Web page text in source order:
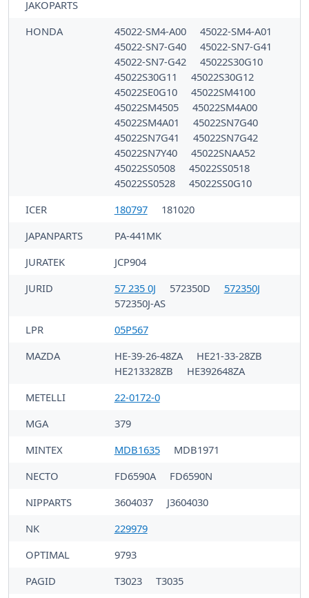
JAKOPARTS
HONDA 45022-SM4-A00
45022-SM4-A01
45022-SN7-G40
45022-SN7-G41
45022-SN7-G42
45022S30G10
45022S30G11
45022S30G12
45022SE0G10
45022SM4100
45022SM4505
45022SM4A00
45022SM4A01
45022SN7G40
45022SN7G41
45022SN7G42
45022SN7Y40
45022SNAA52
45022SS0508
45022SS0518
45022SS0528
45022SS0G10
ICER
180797
181020
JAPANPARTS
PA-441MK
JURATEK
JCP904
JURID
57 235 0J 572350D
572350J
572350J-AS
LPR
05P567
MAZDA
HE-39-26-48ZA
HE21-33-28ZB
HE213328ZB
HE392648ZA
METELLI
22-0172-0
MGA
379
MINTEX
MDB1635
MDB1971
NECTO
FD6590A
FD6590N
NIPPARTS
3604037
J3604030
NK
229979
OPTIMAL
9793
PAGID
T3023 T3035